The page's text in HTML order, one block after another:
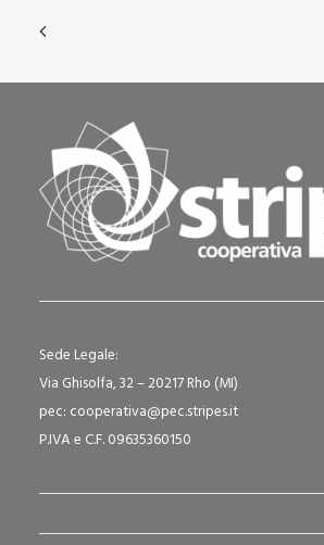
Sede Legale:
Via Ghisolfa, 32 – 20217 Rho (MI)
pec: cooperativa@pec.stripes.it
P.IVA e C.F. 09635360150